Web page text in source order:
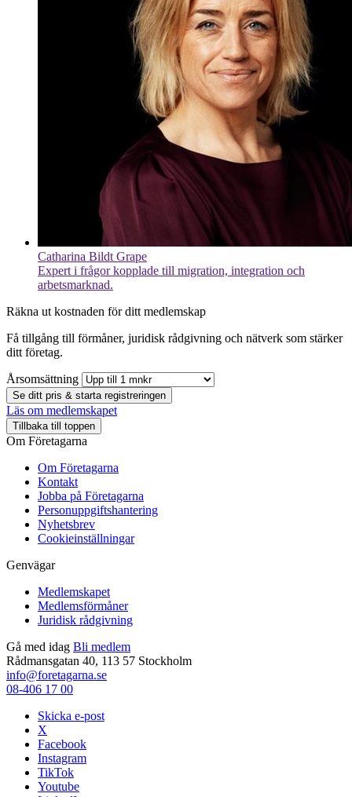
Catharina Bildt Grape
Expert i frågor kopplade till migration, integration och
arbetsmarknad.
Räkna ut kostnaden för ditt medlemskap
Få tillgång till förmåner, juridisk rådgivning och nätverk som stärker
ditt företag.
Årsomsättning
Se ditt pris & starta registreringen
Läs om medlemskapet
Tillbaka till toppen
Om Företagarna
Om Företagarna
Kontakt
Jobba på Företagarna
Personuppgiftshantering
Nyhetsbrev
Cookieinställningar
Genvägar
Medlemskapet
Medlemsförmåner
Juridisk rådgivning
Gå med idag Bli medlem
Rådmansgatan 40, 113 57 Stockholm
info@foretagarna.se
08-406 17 00
Skicka e-post
X
Facebook
Instagram
TikTok
Youtube